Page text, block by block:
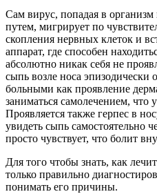
Сам вирус, попадая в
путем, мигрирует по
скопления нервных клеток и
аппарат, где способен
абсолютно никак себя не
сыпь возле носа
больными как проявление
заниматься самолечением, что
Проявляется также герпес в
увидеть сыпь самостоятельно
просто чувствует, что болит
Для того чтобы знать, как
только правильно
понимать его причины.